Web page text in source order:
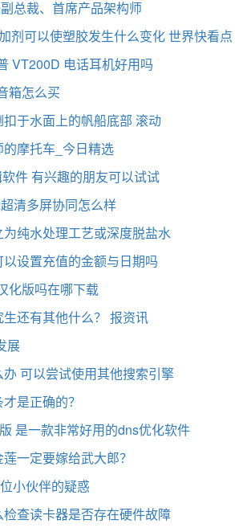
总裁、首席产品架构师
剂可以使塑胶发生什么变化 世界快看点
VT200D 电话耳机好用吗
箱怎么买
于水面上的帆船底部 滚动
摩托车_今日精选
件 有兴趣的朋友可以试试
清多屏协同怎么样
纯水处理工艺或深度脱盐水
设置充值的金额与日期吗
化版吗在哪下载
还有其他什么？ 报资讯
展
可以尝试使用其他搜索引擎
是正确的？
是一款非常好用的dns优化软件
一定要嫁给武大郎？
小伙伴的疑惑
查读卡器是否存在硬件故障